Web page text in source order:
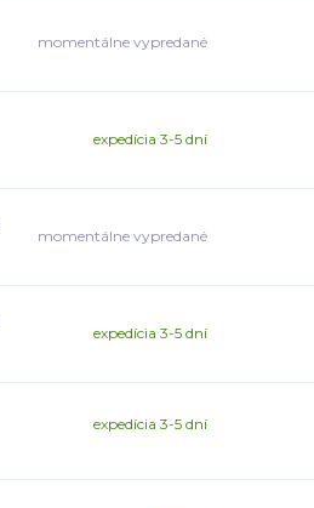
momentálne vypredané
expedícia 3-5 dní
momentálne vypredané
expedícia 3-5 dní
expedícia 3-5 dní